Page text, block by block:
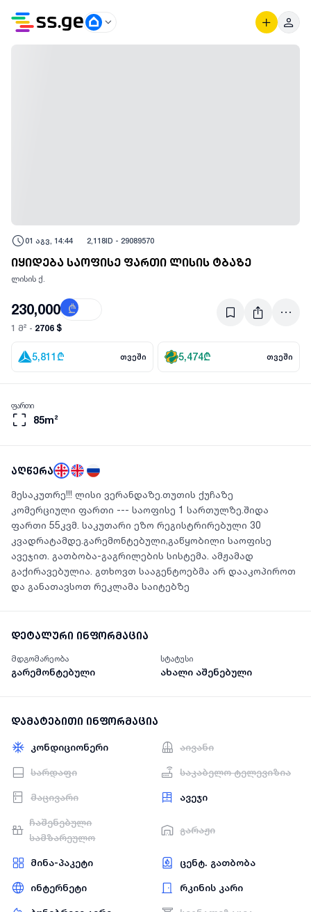
01 აგვ, 14:44 2,118ID - 29089570
იყიდება საოფისე ფართი ლისის ტბაზე
ლისის ქ.
230,000 ₾
1 მ² - 2706 $
5,811 ₾ თვეში 5,474₾ თვეში
85m²
ფართი
აღწერა
მესაკუთრე!!! ლისი ვერანდაზე.თუთის ქუჩაზე
კომერციული ფართი --- საოფისე 1 სართულზე.შიდა
ფართი 55კვმ. საკუთარი ეზო რეგისტრირებული 30
კვადრატამდე.გარემონტებული,გაწყობილი საოფისე
ავეჯით. გათბობა-გაგრილების სისტემა. ამჟამად
გაქირავებულია. გთხოვთ სააგენტოებმა არ დააკოპიროთ
და განათავსოთ რეკლამა საიტებზე
დეტალური ინფორმაცია
მდგომარეობა
გარემონტებული
სტატუსი
ახალი აშენებული
დამატებითი ინფორმაცია
კონდიციონერი აივანი
სარდაფი საკაბელო ტელევიზია
მაცივარი ავეჯი
ჩაშენებული
სამზარეულო
გარაჟი
მინა-პაკეტი ცენტ. გათბობა
ინტერნეტი რკინის კარი